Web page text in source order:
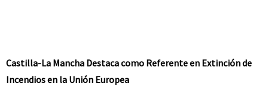
Castilla-La Mancha Destaca como Referente en Extinción de
Incendios en la Unión Europea